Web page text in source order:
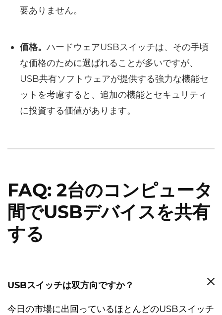
要ありません。
価格。 ハードウェアUSBスイッチは、その手頃
な価格のために選ばれることが多いですが、
USB共有ソフトウェアが提供する強力な機能セ
ットを考慮すると、追加の機能とセキュリティ
に投資する価値があります。
FAQ: 2台のコンピュータ
間でUSBデバイスを共有
する
USBスイッチは双方向ですか？
今日の市場に出回っているほとんどのUSBスイッチ